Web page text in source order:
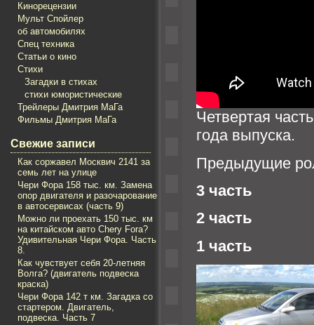
Кинорецензии
Мульт Спойлер
об автомобилях
Спец техника
Статьи о кино
Стихи
Загадки в стихах
стихи юмористические
Трейлеры Дмитрия МаГа
Фильмы Дмитрия МаГа
Свежие записи
Как соржавел Mосквич 2141 за
семь лет на улице
Чери Фора 158 тыс. км. Замена
опор двигателя и разочарование
в автосервисах (часть 9)
Можно ли проехать 150 тыс. км
на китайском авто Chery Fora?
Удивительная Чери Фора. Часть
8.
Как чувствует себя 20-летняя
Волга? (двигатель подвеска
краска)
Чери Фора 142 т км. Загадка со
стартером. Двигатель,
подвеска. Часть 7
Четвертая
года выпуска.
Предыдущие
3 часть
2 часть
1 часть